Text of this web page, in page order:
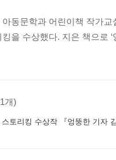
동문학과 어린이책 작가
을 수상했다. 지은 책으로
개)
리킹 수상작 『엉뚱한 기자 김방구』